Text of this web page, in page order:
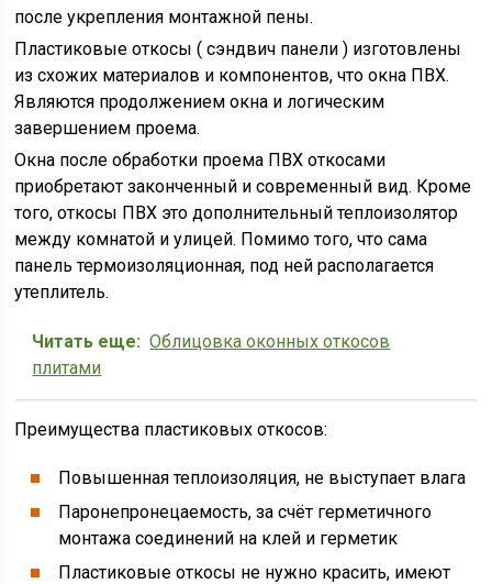
после укрепления монтажной пены.
Пластиковые откосы ( сэндвич панели ) изготовлены
из схожих материалов и компонентов, что окна ПВХ.
Являются продолжением окна и логическим
завершением проема.
Окна после обработки проема ПВХ откосами
приобретают законченный и современный вид. Кроме
того, откосы ПВХ это дополнительный теплоизолятор
между комнатой и улицей. Помимо того, что сама
панель термоизоляционная, под ней располагается
утеплитель.
Читать еще: Облицовка оконных откосов
плитами
Преимущества пластиковых откосов:
Повышенная теплоизоляция, не выступает влага
Паронепронецаемость, за счёт герметичного
монтажа соединений на клей и герметик
Пластиковые откосы не нужно красить, имеют